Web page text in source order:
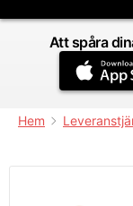
Att spåra
Hem